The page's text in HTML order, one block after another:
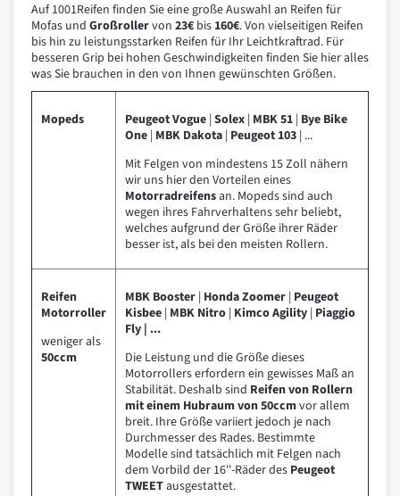
Auf 1001Reifen finden Sie eine große Auswahl an Reifen für
Mofas und Großrollervon 23€ bis 160€. Von vielseitigen Reifen
bis hin zu leistungsstarken Reifen für Ihr Leichtkraftrad. Für
besseren Grip bei hohen Geschwindigkeiten finden Sie hier alles
was Sie brauchen in den von Ihnen gewünschten Größen.
Mopeds Peugeot Vogue | Solex | MBK 51 | Bye Bike
One | MBK Dakota | Peugeot 103 | ...
Mit Felgen von mindestens 15 Zoll nähern
wir uns hier den Vorteilen eines
Motorradreifensan. Mopeds sind auch
wegen ihres Fahrverhaltens sehr beliebt,
welches aufgrund der Größe ihrer Räder
besser ist, als bei den meisten Rollern.
Reifen
Motorroller
weniger als
50ccm
MBK Booster | Honda Zoomer | Peugeot
Kisbee | MBK Nitro | Kimco Agility | Piaggio
Fly | ...
Die Leistung und die Größe dieses
Motorrollers erfordern ein gewisses Maß an
Stabilität. Deshalb sind Reifen von Rollern
mit einem Hubraum von 50ccmvor allem
breit. Ihre Größe variiert jedoch je nach
Durchmesser des Rades. Bestimmte
Modelle sind tatsächlich mit Felgen nach
dem Vorbild der 16''-Räder des Peugeot
TWEETausgestattet.